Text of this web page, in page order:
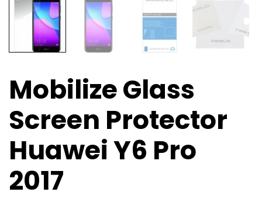
Mobilize Glass
Screen Protector
Huawei Y6 Pro
2017